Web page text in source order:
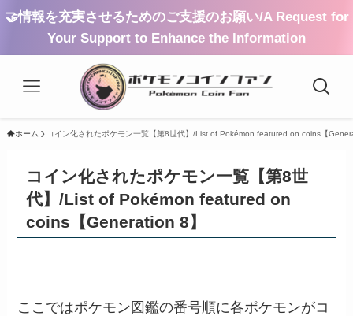
🤝情報を充実させるためのご支援のお願い/A Request for
Your Support to Enhance the Information
ホーム コイン化されたポケモン一覧【第8世代】/List of Pokémon featured on coins【
コイン化されたポケモン一覧【第8世
代】/List of Pokémon featured on
coins【Generation 8】
ここではポケモン図鑑の番号順に各ポケモンがコ